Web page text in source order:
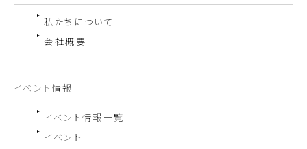
私たちについて
会社概要
イベント情報
イベント情報一覧
イベント